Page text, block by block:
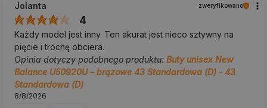
Jolanta zweryfikowano
4
Każdy model jest inny. Ten akurat jest nieco sztywny na
pięcie i trochę obciera.
Opinia dotyczy podobnego produktu: Buty unisex New
Balance U50920U – brązowe 43 Standardowa (D) - 43
Standardowa (D)
8/8/2026